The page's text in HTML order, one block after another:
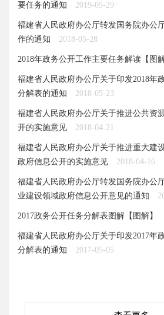
要任务的通知
2019-05-29
福建省人民政府办公厅转发国务院办公
作的通知
2018-05-28
2018年政务公开工作主要任务解读【图解
福建省人民政府办公厅关于印发2018年
分解表的通知
2018-05-23
福建省人民政府办公厅关于推进公共资
开的实施意见
2018-04-21
福建省人民政府办公厅关于推进重大建
政府信息公开的实施意见
2018-04-16
福建省人民政府办公厅转发国务院办公
业建设领域政府信息公开意见的通知
2017政务公开任务分解表图解【图解】
福建省人民政府办公厅关于印发2017年
分解表的通知
2017-05-05